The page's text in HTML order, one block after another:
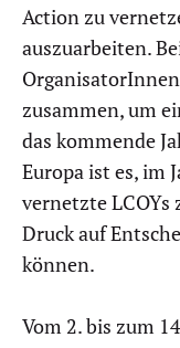
Action zu
auszuarbeiten.
zusammen, um
das kommende
Europa ist es, im
vernetzte LCOYs
Druck auf
können.
Vom 2. bis zum